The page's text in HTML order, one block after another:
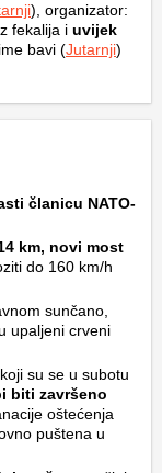
), organizator:
fekalija i uvijek
bavi (Jutarnji)
članicu NATO-
km, novi most
do 160 km/h
sunčano,
upaljeni crveni
su se u subotu
biti završeno
oštećenja
puštena u